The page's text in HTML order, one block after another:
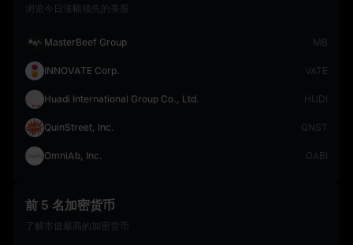
浏览今日涨幅领先的美股
MasterBeef Group MB
INNOVATE Corp. VATE
Huadi International Group Co., Ltd. HUDI
QuinStreet, Inc. QNST
OmniAb, Inc. OABI
前 5 名加密货币
了解市值最高的加密货币